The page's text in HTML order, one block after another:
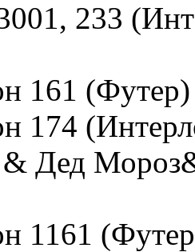
233
161
174
Дед
1161